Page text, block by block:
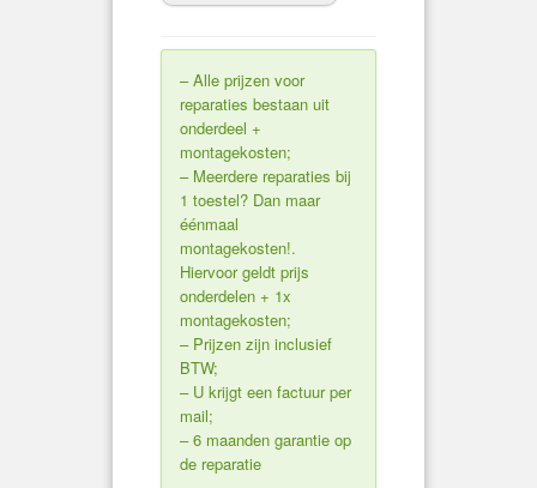
– Alle prijzen voor
reparaties bestaan uit
onderdeel +
montagekosten;
– Meerdere reparaties bij
1 toestel? Dan maar
éénmaal
montagekosten!.
Hiervoor geldt prijs
onderdelen + 1x
montagekosten;
– Prijzen zijn inclusief
BTW;
– U krijgt een factuur per
mail;
– 6 maanden garantie op
de reparatie